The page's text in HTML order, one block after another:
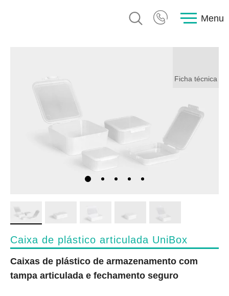
Menu
Ficha técnica
Caixa de plástico articulada UniBox
Caixas de plástico de armazenamento com
tampa articulada e fechamento seguro